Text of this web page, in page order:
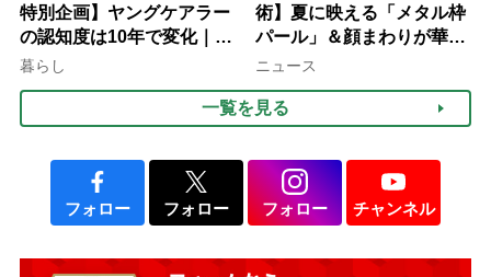
特別企画】ヤングケアラー
の認知度は10年で変化｜流
行語大賞にノミネート、法
暮らし
術】夏に映える「メタル枠
パール」＆顔まわりが華や
ぐ「揺れる一粒」の使い分
ニュース
一覧を見る
フォロー フォロー フォロー チャンネル